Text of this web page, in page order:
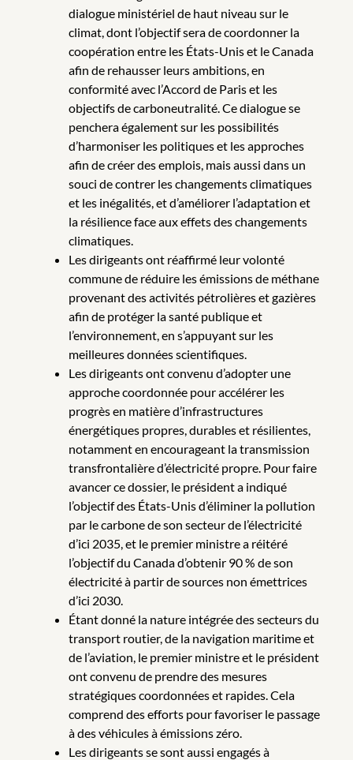
dialogue ministériel de haut niveau sur le
climat, dont l’objectif sera de coordonner la
coopération entre les États-Unis et le Canada
afin de rehausser leurs ambitions, en
conformité avec l’Accord de Paris et les
objectifs de carboneutralité. Ce dialogue se
penchera également sur les possibilités
d’harmoniser les politiques et les approches
afin de créer des emplois, mais aussi dans un
souci de contrer les changements climatiques
et les inégalités, et d’améliorer l’adaptation et
la résilience face aux effets des changements
climatiques.
Les dirigeants ont réaffirmé leur volonté
commune de réduire les émissions de méthane
provenant des activités pétrolières et gazières
afin de protéger la santé publique et
l’environnement, en s’appuyant sur les
meilleures données scientifiques.
Les dirigeants ont convenu d’adopter une
approche coordonnée pour accélérer les
progrès en matière d’infrastructures
énergétiques propres, durables et résilientes,
notamment en encourageant la transmission
transfrontalière d’électricité propre. Pour faire
avancer ce dossier, le président a indiqué
l’objectif des États-Unis d’éliminer la pollution
par le carbone de son secteur de l’électricité
d’ici 2035, et le premier ministre a réitéré
l’objectif du Canada d’obtenir 90 % de son
électricité à partir de sources non émettrices
d’ici 2030.
Étant donné la nature intégrée des secteurs du
transport routier, de la navigation maritime et
de l’aviation, le premier ministre et le président
ont convenu de prendre des mesures
stratégiques coordonnées et rapides. Cela
comprend des efforts pour favoriser le passage
à des véhicules à émissions zéro.
Les dirigeants se sont aussi engagés à